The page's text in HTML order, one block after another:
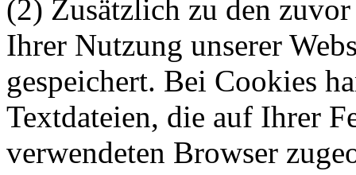
(2) Zusätzlich zu den
Ihrer Nutzung unserer
gespeichert. Bei Cookies
Textdateien, die auf Ihrer
verwendeten Browser